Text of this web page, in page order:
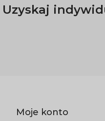
Uzyskaj
Moje konto